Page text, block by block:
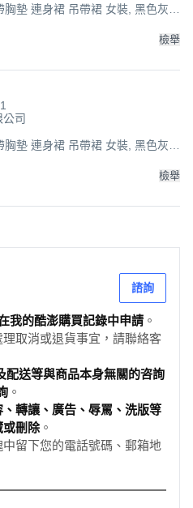
墊 連身裙 吊帶裙 女裝, 黑色灰
檢舉
司
墊 連身裙 吊帶裙 女裝, 黑色灰
檢舉
諮詢
我的酷澎購買記錄中申請 。
取消或退貨事宜，請聯絡客
配送等與商品本身無關的咨詢
。
、轉讓、廣告、辱罵、洗版等
或刪除。
留下您的電話號碼、郵箱地